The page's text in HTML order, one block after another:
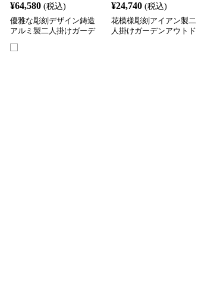
¥64,580 (税込)
優雅な彫刻デザイン鋳造
アルミ製二人掛けガーデ
チ
¥24,740 (税込)
花模様彫刻アイアン製二
人掛けガーデンアウトド